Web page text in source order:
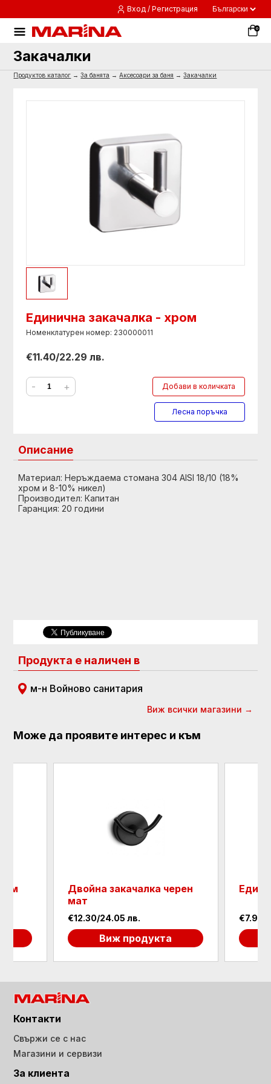
Вход / Регистрация
0
Закачалки
Продуктов каталог →За банята →Аксесоари за баня →Закачалки
Единична закачалка - хром
Номенклатурен номер: 230000011
€11.40/22.29 лв.
- + Добави в количката
Лесна поръчка
Описание
Материал: Неръждаема стомана 304 AISI 18/10 (18%
хром и 8-10% никел)
Производител: Капитан
Гаранция: 20 години
Продукта е наличен в
м-н Войново санитария
Виж всички магазини →
Може да проявите интерес и към
Двойна закачалка черен
мат
€12.30/24.05 лв.
Виж продукта
€7.90/
Контакти
Свържи се с нас
Магазини и сервизи
За клиента